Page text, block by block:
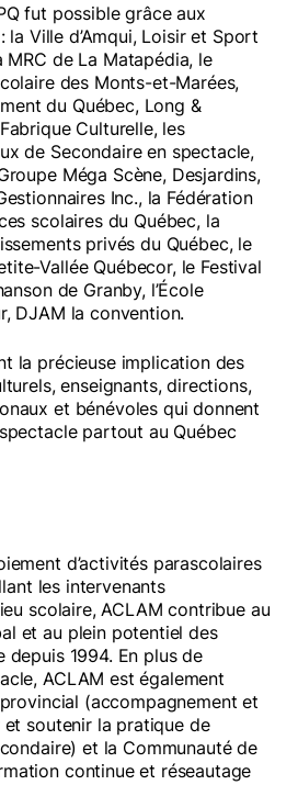
fut possible grâce aux
la Ville d’Amqui, Loisir et Sport
MRC de La Matapédia, le
des Monts-et-Marées,
du Québec, Long &
Culturelle, les
de Secondaire en spectacle,
Méga Scène, Desjardins,
Inc., la Fédération
scolaires du Québec, la
privés du Québec, le
Vallée Québecor, le Festival
de Granby, l’École
DJAM la convention.
la précieuse implication des
enseignants, directions,
et bénévoles qui donnent
partout au Québec
d’activités parascolaires
les intervenants
scolaire, ACLAM contribue au
et au plein potentiel des
depuis 1994. En plus de
ACLAM est également
(accompagnement et
soutenir la pratique de
et la Communauté de
continue et réseautage